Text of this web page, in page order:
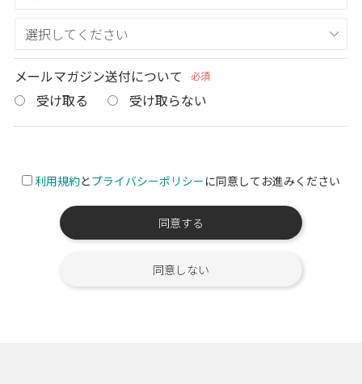
メールマガジン送付について 必須
受け取る 受け取らない
利用規約とプライバシーポリシーに同意してお進みください
同意する
同意しない